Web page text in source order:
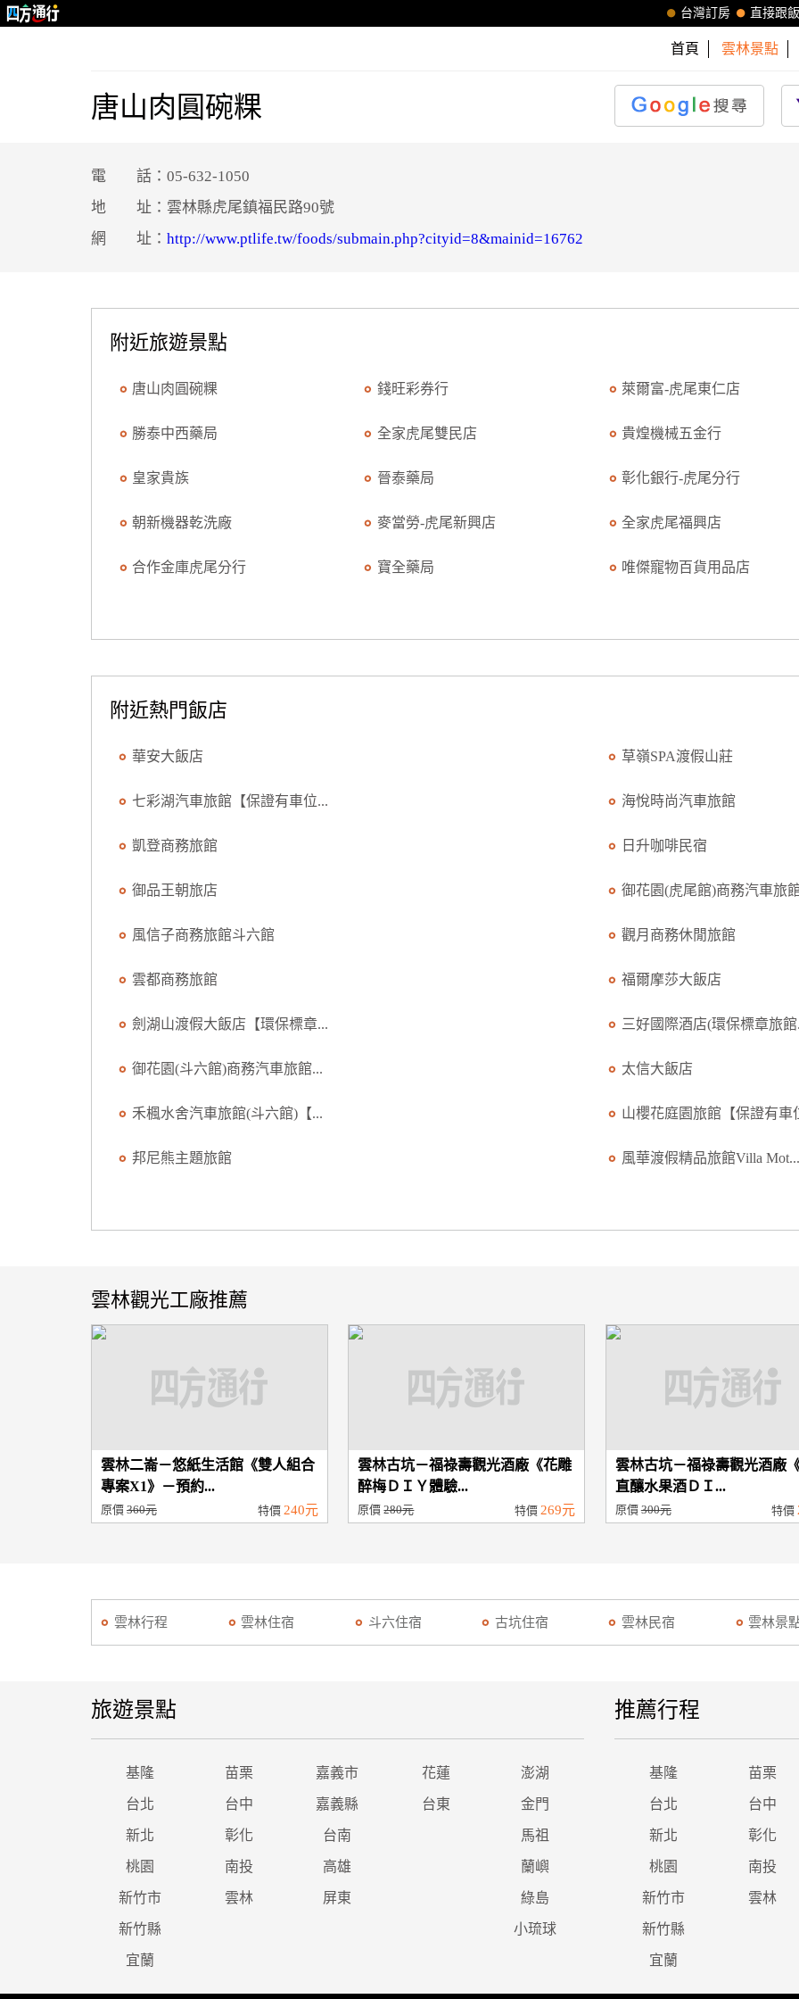
直接跟
台灣訂房
首頁 雲林景點
唐山肉圓碗粿
電 話：05-632-1050
地 址：雲林縣虎尾鎮福民路90號
網 址： http://www.ptlife.tw/foods/submain.php?cityid=8&mainid=16762
附近旅遊景點
唐山肉圓碗粿 錢旺彩券行 萊爾富-虎尾東仁店
勝泰中西藥局 全家虎尾雙民店 貴煌機械五金行
皇家貴族 晉泰藥局 彰化銀行-虎尾分行
朝新機器乾洗廠 麥當勞-虎尾新興店 全家虎尾福興店
合作金庫虎尾分行 寶全藥局 唯傑寵物百貨用品店
附近熱門飯店
華安大飯店 草嶺SPA渡假山莊
七彩湖汽車旅館【保證有車位... 海悅時尚汽車旅館
凱登商務旅館 日升咖啡民宿
御品王朝旅店 御花園(虎尾館)商務汽車旅
風信子商務旅館斗六館 觀月商務休閒旅館
雲都商務旅館 福爾摩莎大飯店
劍湖山渡假大飯店【環保標章... 三好國際酒店(環保標章旅館
御花園(斗六館)商務汽車旅館... 太信大飯店
禾楓水舍汽車旅館(斗六館)【... 山櫻花庭園旅館【保證有車
邦尼熊主題旅館 風華渡假精品旅館Villa Mot...
雲林觀光工廠推薦
雲林二崙－悠紙生活館《雙人組合
專案X1》－預約...
原價 360元 特價 240元
雲林古坑－福祿壽觀光酒廠《花雕
醉梅ＤＩＹ體驗...
原價280元 特價269元
雲林古坑－福祿壽觀光酒廠
直釀水果酒ＤＩ...
原價300元 特價
雲林行程 雲林住宿 斗六住宿 古坑住宿 雲林民宿 雲林景
旅遊景點
基隆 苗栗 嘉義市 花蓮 澎湖
台北 台中 嘉義縣 台東 金門
新北 彰化 台南 馬祖
桃園 南投 高雄 蘭嶼
新竹市 雲林 屏東 綠島
新竹縣 小琉球
宜蘭
推薦行程
基隆 苗栗
台北 台中
新北 彰化
桃園 南投
新竹市 雲林
新竹縣
宜蘭